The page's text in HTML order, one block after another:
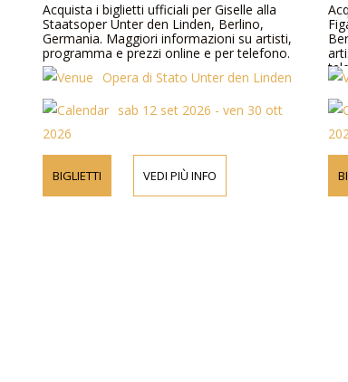
Acquista i biglietti ufficiali per Giselle alla
Staatsoper Unter den Linden, Berlino,
Germania. Maggiori informazioni su artisti,
programma e prezzi online e per telefono.
Opera di Stato Unter den Linden
sab 12 set 2026 - ven 30 ott
2026
BIGLIETTI VEDI PIÙ INFO